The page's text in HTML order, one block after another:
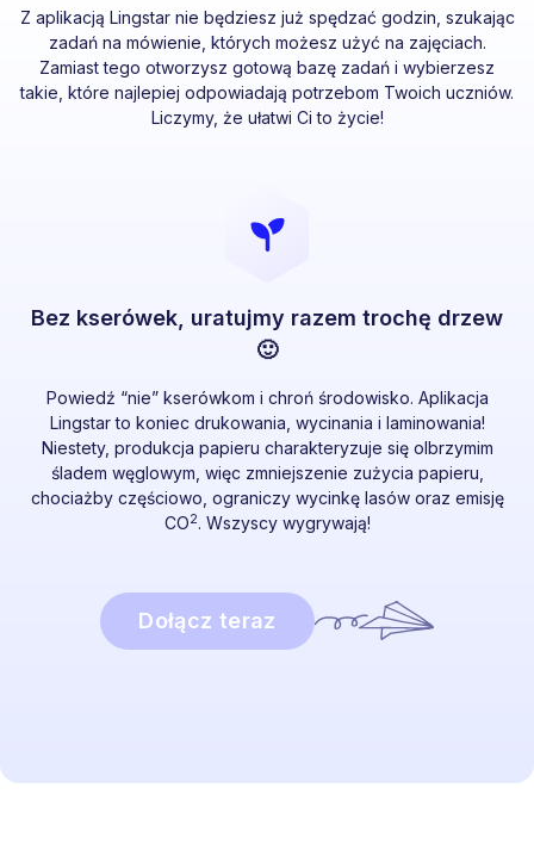
Z aplikacją Lingstar nie będziesz już spędzać godzin, szukając
zadań na mówienie, których możesz użyć na zajęciach.
Zamiast tego otworzysz gotową bazę zadań i wybierzesz
takie, które najlepiej odpowiadają potrzebom Twoich uczniów.
Liczymy, że ułatwi Ci to życie!
Bez kserówek, uratujmy razem trochę drzew
🙂
Powiedź “nie” kserówkom i chroń środowisko. Aplikacja
Lingstar to koniec drukowania, wycinania i laminowania!
Niestety, produkcja papieru charakteryzuje się olbrzymim
śladem węglowym, więc zmniejszenie zużycia papieru,
chociażby częściowo, ograniczy wycinkę lasów oraz emisję
CO2. Wszyscy wygrywają!
Dołącz teraz